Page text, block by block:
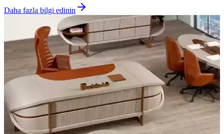
Daha fazla bilgi edinin